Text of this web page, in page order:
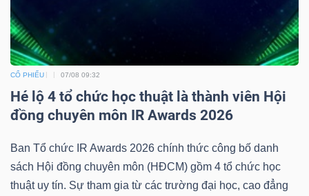
CỔ PHIẾU 07/08 09:32
Hé lộ 4 tổ chức học thuật là thành viên Hội
đồng chuyên môn IR Awards 2026
Ban Tổ chức IR Awards 2026 chính thức công bố danh
sách Hội đồng chuyên môn (HĐCM) gồm 4 tổ chức học
thuật uy tín. Sự tham gia từ các trường đại học, cao đẳng